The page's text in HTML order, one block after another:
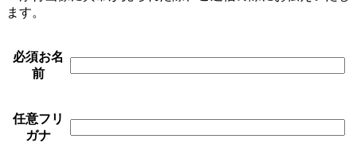
ます。
必須お名
前
任意フリ
ガナ